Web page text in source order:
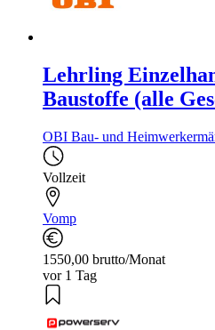
Lehrling
Baustoffe (alle
OBI Bau- und
Vollzeit
Vomp
1550,00 brutto/Monat
vor 1 Tag